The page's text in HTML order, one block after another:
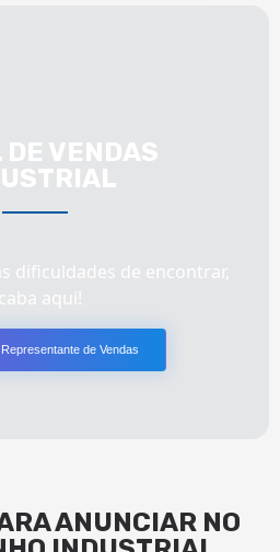
VENDAS
dificuldades de encontrar,
aqui!
de Vendas
ANUNCIAR NO